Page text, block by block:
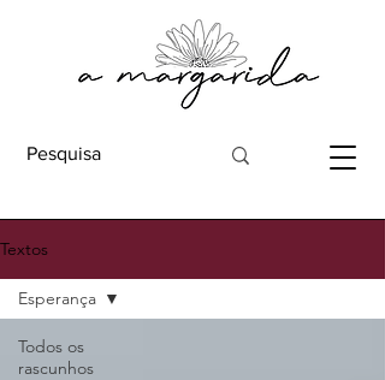
Textos
Todos os
rascunhos
Esperança